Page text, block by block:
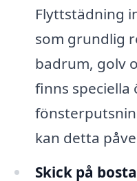
Flyttstädning
som grundlig
badrum, golv
finns speciella
kan detta
Skick på